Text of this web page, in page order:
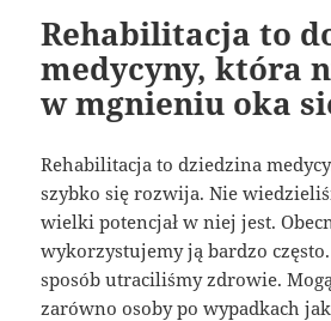
Rehabilitacja to
medycyny, która
w mgnieniu oka
Rehabilitacja to dziedzina
szybko się rozwija. Nie
wielki potencjał w niej jest.
wykorzystujemy ją bardzo
sposób utraciliśmy zdrowie.
zarówno osoby po wypadkach